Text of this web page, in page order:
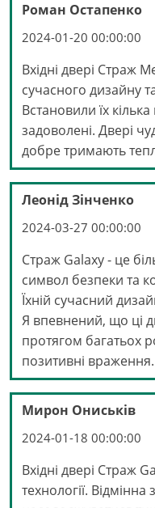
Роман Остапенко
2024-01-20 00:00:00
Вхідні двері Страж
сучасного дизайну
Встановили їх
задоволені. Двері
добре тримають
Леонід Зінченко
2024-03-27 00:00:00
Страж Galaxy - це
символ безпеки та
Їхній сучасний
Я впевнений, що ці
протягом багатьох
позитивні враження.
Мирон Ониськів
2024-01-18 00:00:00
Вхідні двері Страж
технології. Відмінна